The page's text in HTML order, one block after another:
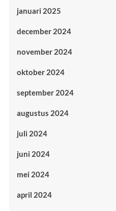
januari 2025
december 2024
november 2024
oktober 2024
september 2024
augustus 2024
juli 2024
juni 2024
mei 2024
april 2024